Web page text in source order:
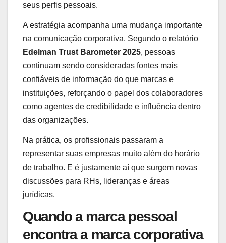
seus perfis pessoais.
A estratégia acompanha uma mudança importante
na comunicação corporativa. Segundo o relatório
Edelman Trust Barometer 2025, pessoas
continuam sendo consideradas fontes mais
confiáveis de informação do que marcas e
instituições, reforçando o papel dos colaboradores
como agentes de credibilidade e influência dentro
das organizações.
Na prática, os profissionais passaram a
representar suas empresas muito além do horário
de trabalho. E é justamente aí que surgem novas
discussões para RHs, lideranças e áreas
jurídicas.
Quando a marca pessoal
encontra a marca corporativa